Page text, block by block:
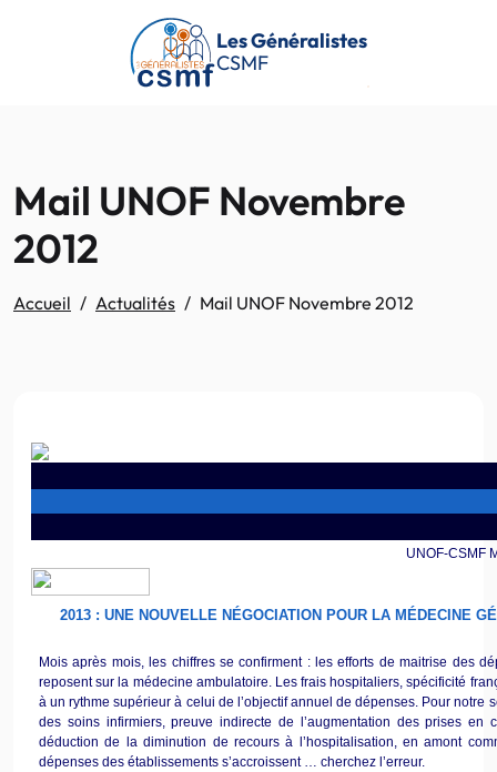
Passer au contenu principal
Les Généralistes
CSMF
Mail UNOF Novembre
2012
Accueil Actualités Mail UNOF Novembre 2012
UNOF-CSMF
2013 : UNE NOUVELLE NÉGOCIATION POUR LA MÉDECINE
Mois après mois, les chiffres se confirment : les efforts de maitrise des
reposent sur la médecine ambulatoire. Les frais hospitaliers, spécificité
à un rythme supérieur à celui de l’objectif annuel de dépenses. Pour notre
des soins infirmiers, preuve indirecte de l’augmentation des prises en
déduction de la diminution de recours à l’hospitalisation, en amont
dépenses des établissements s’accroissent … cherchez l’erreur.